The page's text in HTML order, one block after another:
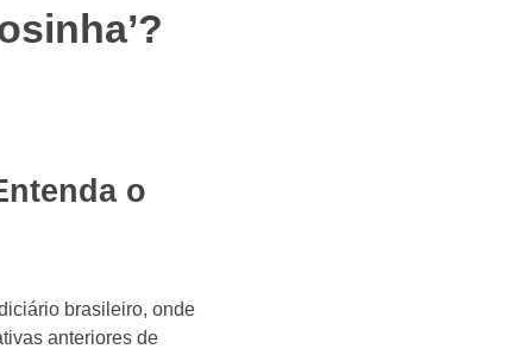
o
brasileiro, onde
anteriores de